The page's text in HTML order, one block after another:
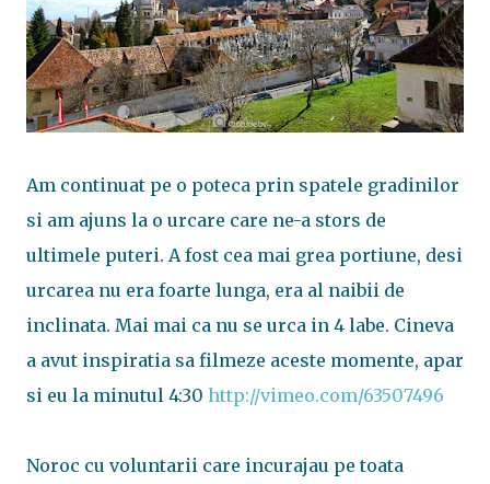
Am continuat pe o poteca prin spatele gradinilor
si am ajuns la o urcare care ne-a stors de
ultimele puteri. A fost cea mai grea portiune, desi
urcarea nu era foarte lunga, era al naibii de
inclinata. Mai mai ca nu se urca in 4 labe. Cineva
a avut inspiratia sa filmeze aceste momente, apar
si eu la minutul 4:30 http://vimeo.com/63507496
Noroc cu voluntarii care incurajau pe toata